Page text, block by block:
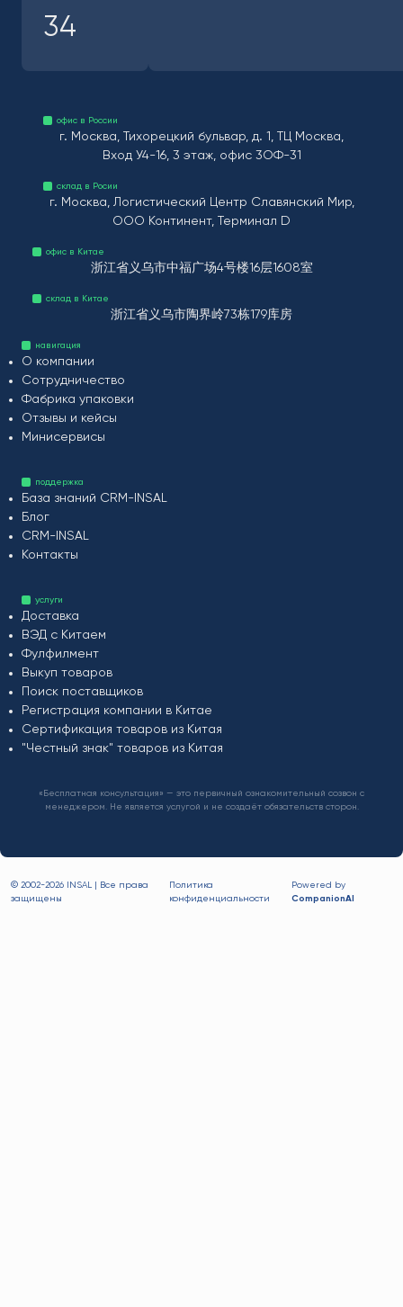
34
офис в России
г. Москва, Тихорецкий бульвар, д. 1, ТЦ Москва,
Вход У4-16, 3 этаж, офис 3ОФ-31
склад в Росии
г. Москва, Логистический Центр Славянский Мир,
ООО Континент, Терминал D
офис в Китае
浙江省义乌市中福广场4号楼16层1608室
склад в Китае
浙江省义乌市陶界岭73栋179库房
навигация
О компании
Сотрудничество
Фабрика упаковки
Отзывы и кейсы
Минисервисы
поддержка
База знаний CRM-INSAL
Блог
CRM-INSAL
Контакты
услуги
Доставка
ВЭД с Китаем
Фулфилмент
Выкуп товаров
Поиск поставщиков
Регистрация компании в Китае
Сертификация товаров из Китая
"Честный знак" товаров из Китая
«Бесплатная консультация» — это первичный ознакомительный созвон с
менеджером. Не является услугой и не создаёт обязательств сторон.
© 2002-2026 INSAL | Все права
защищены
Политика
конфиденциальности
Powered by
CompanionAI